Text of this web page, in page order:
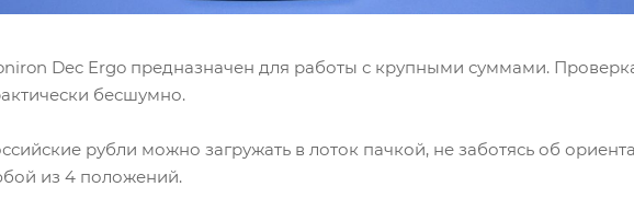
Dec Ergo предназначен для работы с крупными суммами.
бесшумно.
рубли можно загружать в лоток пачкой, не заботясь об
из 4 положений.